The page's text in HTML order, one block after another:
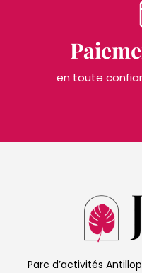
en toute
Parc d’activités